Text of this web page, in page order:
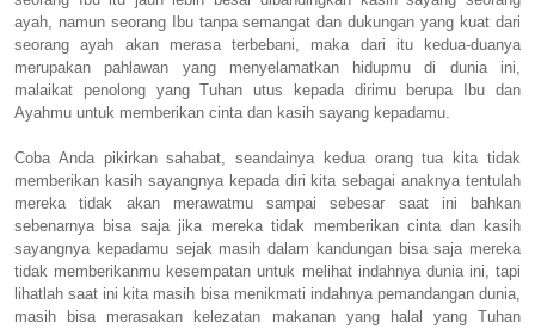
ayah, namun seorang Ibu tanpa semangat dan dukungan yang kuat dari
seorang ayah akan merasa terbebani, maka dari itu kedua-duanya
merupakan pahlawan yang menyelamatkan hidupmu di dunia ini,
malaikat penolong yang Tuhan utus kepada dirimu berupa Ibu dan
Ayahmu untuk memberikan cinta dan kasih sayang kepadamu.
Coba Anda pikirkan sahabat, seandainya kedua orang tua kita tidak
memberikan kasih sayangnya kepada diri kita sebagai anaknya tentulah
mereka tidak akan merawatmu sampai sebesar saat ini bahkan
sebenarnya bisa saja jika mereka tidak memberikan cinta dan kasih
sayangnya kepadamu sejak masih dalam kandungan bisa saja mereka
tidak memberikanmu kesempatan untuk melihat indahnya dunia ini, tapi
lihatlah saat ini kita masih bisa menikmati indahnya pemandangan dunia,
masih bisa merasakan kelezatan makanan yang halal yang Tuhan